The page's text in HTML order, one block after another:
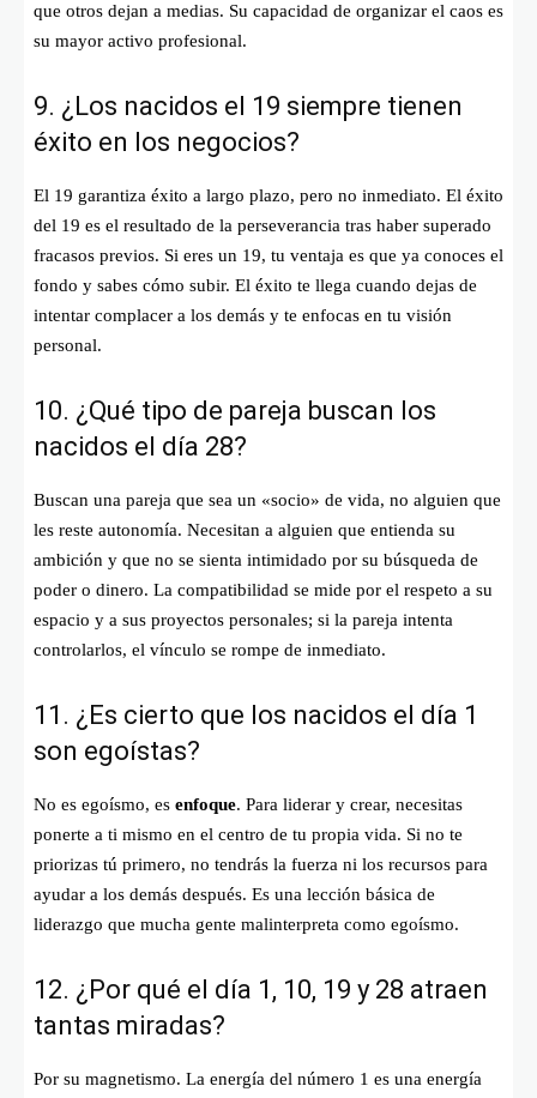
que otros dejan a medias. Su capacidad de organizar el caos es
su mayor activo profesional.
9. ¿Los nacidos el 19 siempre tienen
éxito en los negocios?
El 19 garantiza éxito a largo plazo, pero no inmediato. El éxito
del 19 es el resultado de la perseverancia tras haber superado
fracasos previos. Si eres un 19, tu ventaja es que ya conoces el
fondo y sabes cómo subir. El éxito te llega cuando dejas de
intentar complacer a los demás y te enfocas en tu visión
personal.
10. ¿Qué tipo de pareja buscan los
nacidos el día 28?
Buscan una pareja que sea un «socio» de vida, no alguien que
les reste autonomía. Necesitan a alguien que entienda su
ambición y que no se sienta intimidado por su búsqueda de
poder o dinero. La compatibilidad se mide por el respeto a su
espacio y a sus proyectos personales; si la pareja intenta
controlarlos, el vínculo se rompe de inmediato.
11. ¿Es cierto que los nacidos el día 1
son egoístas?
No es egoísmo, es enfoque. Para liderar y crear, necesitas
ponerte a ti mismo en el centro de tu propia vida. Si no te
priorizas tú primero, no tendrás la fuerza ni los recursos para
ayudar a los demás después. Es una lección básica de
liderazgo que mucha gente malinterpreta como egoísmo.
12. ¿Por qué el día 1, 10, 19 y 28 atraen
tantas miradas?
Por su magnetismo. La energía del número 1 es una energía